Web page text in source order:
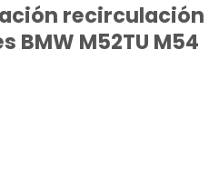
recirculación
BMW M52TU M54